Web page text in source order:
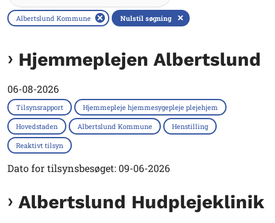
Albertslund Kommune Nulstil søgning
Hjemmeplejen Albertslund
06-08-2026
Tilsynsrapport Hjemmepleje hjemmesygepleje plejehjem
Hovedstaden Albertslund Kommune Henstilling
Reaktivt tilsyn
Dato for tilsynsbesøget: 09-06-2026
Albertslund Hudplejeklinik